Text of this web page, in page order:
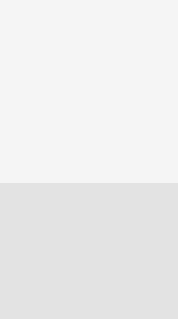
op instagram
ons op mastodon